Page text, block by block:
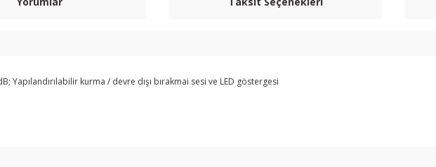
Yapılandırılabilir kurma / devre dışı bırakmai sesi ve LED göstergesi